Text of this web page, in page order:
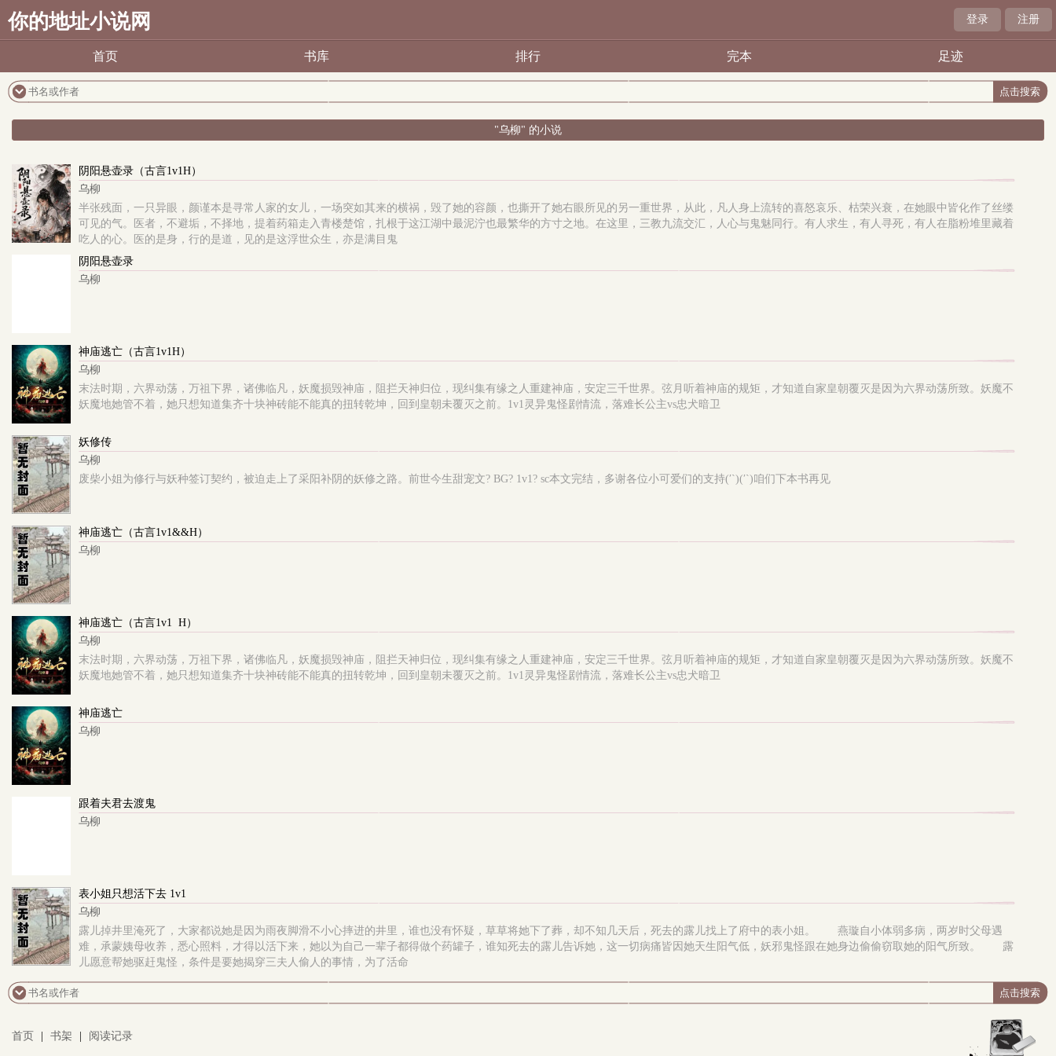
你的地址小说网 登录 注册
首页 书库 排行 完本 足迹
"乌柳" 的小说
阴阳悬壶录（古言1v1H）
乌柳
半张残面，一只异眼，颜谨本是寻常人家的女儿，一场突如其来的横祸，毁了她的容颜，也撕开了她右眼所见的另一重世界，从此，凡人身上流转的喜怒哀乐、枯荣兴衰，在她眼中皆化作了丝缕
可见的气。医者，不避垢，不择地，提着药箱走入青楼楚馆，扎根于这江湖中最泥泞也最繁华的方寸之地。在这里，三教九流交汇，人心与鬼魅同行。有人求生，有人寻死，有人在脂粉堆里藏着
吃人的心。医的是身，行的是道，见的是这浮世众生，亦是满目鬼
阴阳悬壶录
乌柳
神庙逃亡（古言1v1H）
乌柳
末法时期，六界动荡，万祖下界，诸佛临凡，妖魔损毁神庙，阻拦天神归位，现纠集有缘之人重建神庙，安定三千世界。弦月听着神庙的规矩，才知道自家皇朝覆灭是因为六界动荡所致。妖魔不
妖魔地她管不着，她只想知道集齐十块神砖能不能真的扭转乾坤，回到皇朝未覆灭之前。1v1灵异鬼怪剧情流，落难长公主vs忠犬暗卫
妖修传
乌柳
废柴小姐为修行与妖种签订契约，被迫走上了采阳补阴的妖修之路。前世今生甜宠文? BG? 1v1? sc本文完结，多谢各位小可爱们的支持(′`)(′`)咱们下本书再见
神庙逃亡（古言1v1&&H）
乌柳
神庙逃亡（古言1v1 H）
乌柳
末法时期，六界动荡，万祖下界，诸佛临凡，妖魔损毁神庙，阻拦天神归位，现纠集有缘之人重建神庙，安定三千世界。弦月听着神庙的规矩，才知道自家皇朝覆灭是因为六界动荡所致。妖魔不
妖魔地她管不着，她只想知道集齐十块神砖能不能真的扭转乾坤，回到皇朝未覆灭之前。1v1灵异鬼怪剧情流，落难长公主vs忠犬暗卫
神庙逃亡
乌柳
跟着夫君去渡鬼
乌柳
表小姐只想活下去 1v1
乌柳
露儿掉井里淹死了，大家都说她是因为雨夜脚滑不小心摔进的井里，谁也没有怀疑，草草将她下了葬，却不知几天后，死去的露儿找上了府中的表小姐。 燕璇自小体弱多病，两岁时父母遇
难，承蒙姨母收养，悉心照料，才得以活下来，她以为自己一辈子都得做个药罐子，谁知死去的露儿告诉她，这一切病痛皆因她天生阳气低，妖邪鬼怪跟在她身边偷偷窃取她的阳气所致。 露
儿愿意帮她驱赶鬼怪，条件是要她揭穿三夫人偷人的事情，为了活命
首页 书架 阅读记录